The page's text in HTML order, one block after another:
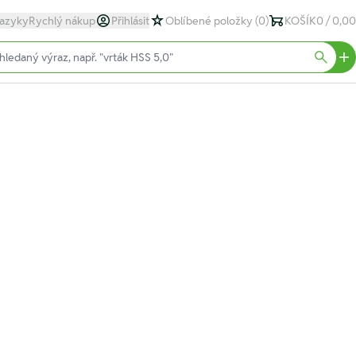
Rychlý nákup Přihlásit Oblíbené položky (0) KOŠÍK0 / 0,00